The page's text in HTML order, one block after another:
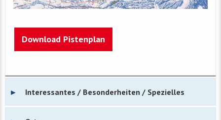
Download Pistenplan
Interessantes / Besonderheiten / Spezielles